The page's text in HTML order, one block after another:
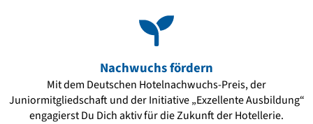
Nachwuchs fördern
Mit dem Deutschen Hotelnachwuchs-Preis, der
Juniormitgliedschaft und der Initiative „Exzellente Ausbildung“
engagierst Du Dich aktiv für die Zukunft der Hotellerie.